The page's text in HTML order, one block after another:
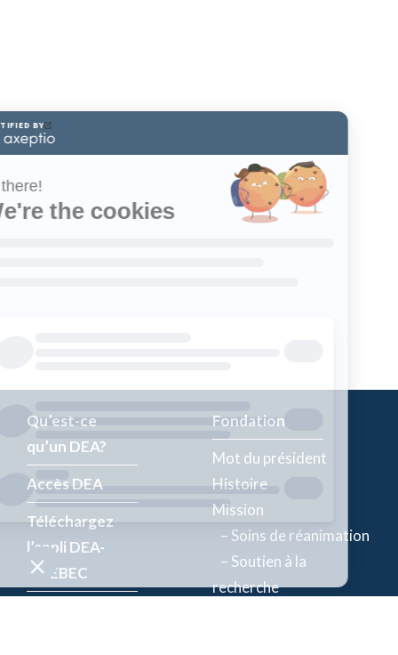
Qu’est-ce
qu’un DEA?
Accès DEA
Téléchargez
l’appli DEA-
QUÉBEC
Fondation
Mot du président
Histoire
Mission
– Soins de réanimation
– Soutien à la
recherche